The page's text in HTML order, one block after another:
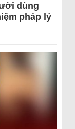
dùng
pháp lý